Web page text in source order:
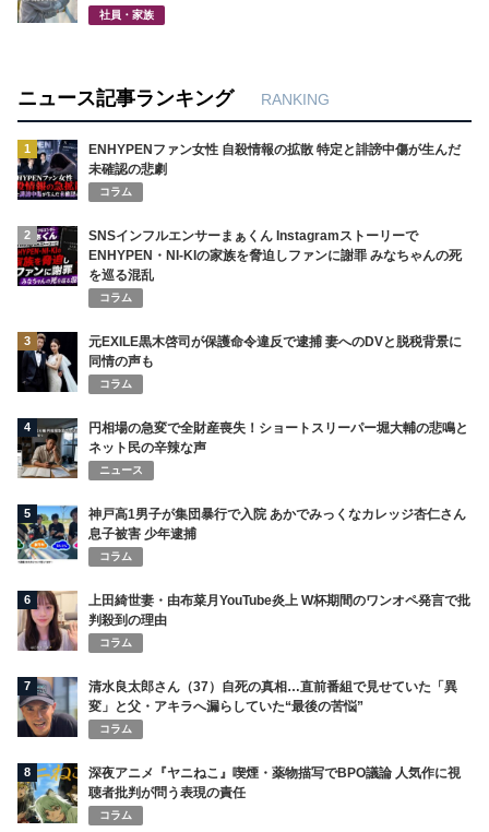
社員・家族
ニュース記事ランキング RANKING
1
ENHYPENファン女性 自殺情報の拡散 特定と誹謗中傷が生んだ
未確認の悲劇
コラム
2
SNSインフルエンサーまぁくん Instagramストーリーで
ENHYPEN・NI-KIの家族を脅迫しファンに謝罪 みなちゃんの死
を巡る混乱
コラム
3
元EXILE黒木啓司が保護命令違反で逮捕 妻へのDVと脱税背景に
同情の声も
コラム
4
円相場の急変で全財産喪失！ショートスリーパー堀大輔の悲鳴と
ネット民の辛辣な声
ニュース
5
神戸高1男子が集団暴行で入院 あかでみっくなカレッジ杏仁さん
息子被害 少年逮捕
コラム
6
上田綺世妻・由布菜月YouTube炎上 W杯期間のワンオペ発言で批
判殺到の理由
コラム
7
清水良太郎さん（37）自死の真相…直前番組で見せていた「異
変」と父・アキラへ漏らしていた“最後の苦悩”
コラム
8
深夜アニメ『ヤニねこ』喫煙・薬物描写でBPO議論 人気作に視
聴者批判が問う表現の責任
コラム